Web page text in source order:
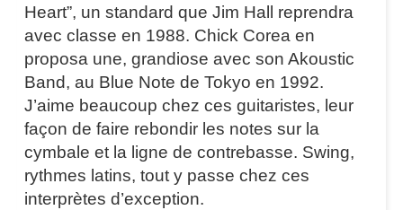
Heart”, un standard que Jim Hall reprendra
avec classe en 1988. Chick Corea en
proposa une, grandiose avec son Akoustic
Band, au Blue Note de Tokyo en 1992.
J’aime beaucoup chez ces guitaristes, leur
façon de faire rebondir les notes sur la
cymbale et la ligne de contrebasse. Swing,
rythmes latins, tout y passe chez ces
interprètes d’exception.